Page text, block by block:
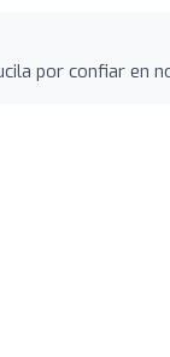
por confiar en